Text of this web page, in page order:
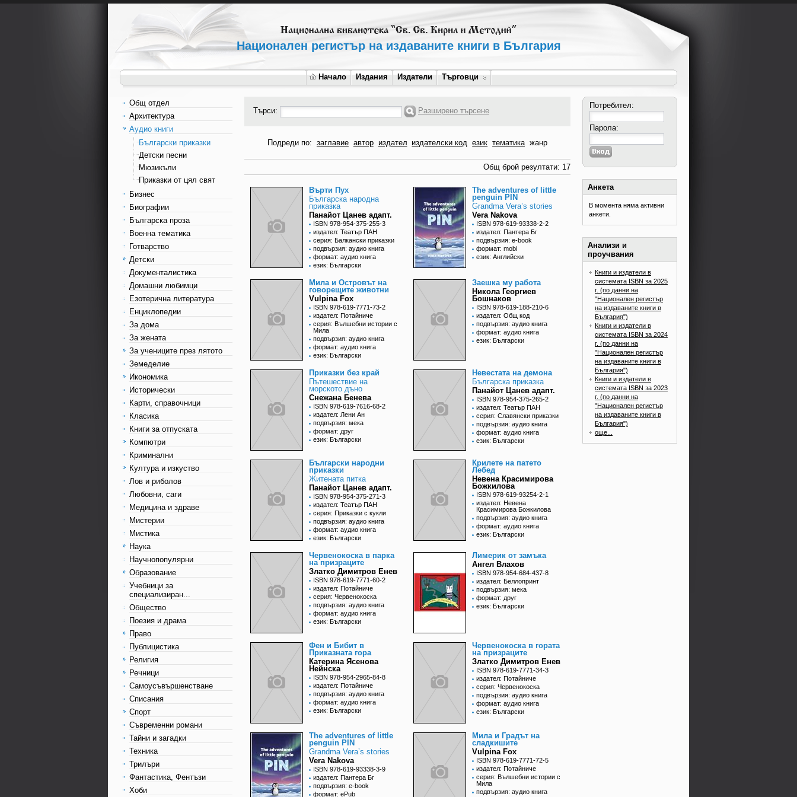
Национален регистър на издаваните книги в България
Начало Издания Издатели Търговци
Общ отдел
Архитектура
Аудио книги
Български приказки
Детски песни
Мюзикъли
Приказки от цял свят
Бизнес
Биографии
Българска проза
Военна тематика
Готварство
Детски
Документалистика
Домашни любимци
Езотерична литература
Енциклопедии
За дома
За жената
За учениците през лятото
Земеделие
Икономика
Исторически
Карти, справочници
Класика
Книги за отпуската
Компютри
Криминални
Култура и изкуство
Лов и риболов
Любовни, саги
Медицина и здраве
Мистерии
Мистика
Наука
Научнопопулярни
Образование
Учебници за
специализиран...
Общество
Поезия и драма
Право
Публицистика
Религия
Речници
Самоусъвършенстване
Списания
Спорт
Съвременни романи
Тайни и загадки
Техника
Трилъри
Фантастика, Фентъзи
Хоби
Търси: Разширено търсене
Подреди по: заглавие автор издател издателски код език тематика жанр
Общ брой резултати: 17
Върти Пух
Българска народна
приказка
Панайот Цанев адапт.
ISBN 978-954-375-255-3
издател: Театър ПАН
серия: Балкански приказки
подвързия: аудио книга
формат: аудио книга
език: Български
The adventures of little
penguin PIN
Grandma Vera’s stories
Vera Nakova
ISBN 978-619-93338-2-2
издател: Пантера Бг
подвързия: e-book
формат: mobi
език: Английски
Мила и Островът на
говорещите животни
Vulpina Fox
ISBN 978-619-7771-73-2
издател: Потайниче
серия: Вълшебни истории с
Мила
подвързия: аудио книга
формат: аудио книга
език: Български
Заешка му работа
Никола Георгиев
Бошнаков
ISBN 978-619-188-210-6
издател: Общ код
подвързия: аудио книга
формат: аудио книга
език: Български
Приказки без край
Пътешествие на
морското дъно
Снежана Бенева
ISBN 978-619-7616-68-2
издател: Лени Ан
подвързия: мека
формат: друг
език: Български
Невестата на демона
Българска приказка
Панайот Цанев адапт.
ISBN 978-954-375-265-2
издател: Театър ПАН
серия: Славянски приказки
подвързия: аудио книга
формат: аудио книга
език: Български
Български народни
приказки
Житената питка
Панайот Цанев адапт.
ISBN 978-954-375-271-3
издател: Театър ПАН
серия: Приказки с кукли
подвързия: аудио книга
формат: аудио книга
език: Български
Крилете на патето
Лебед
Невена Красимирова
Божкилова
ISBN 978-619-93254-2-1
издател: Невена
Красимирова Божкилова
подвързия: аудио книга
формат: аудио книга
език: Български
Червенокоска в парка
на призраците
Златко Димитров Енев
ISBN 978-619-7771-60-2
издател: Потайниче
серия: Червенокоска
подвързия: аудио книга
формат: аудио книга
език: Български
Лимерик от замъка
Ангел Влахов
ISBN 978-954-684-437-8
издател: Беллопринт
подвързия: мека
формат: друг
език: Български
Фен и Бибит в
Приказната гора
Катерина Ясенова
Нейнска
ISBN 978-954-2965-84-8
издател: Потайниче
подвързия: аудио книга
формат: аудио книга
език: Български
Червенокоска в гората
на призраците
Златко Димитров Енев
ISBN 978-619-7771-34-3
издател: Потайниче
серия: Червенокоска
подвързия: аудио книга
формат: аудио книга
език: Български
The adventures of little
penguin PIN
Grandma Vera’s stories
Vera Nakova
ISBN 978-619-93338-3-9
издател: Пантера Бг
подвързия: e-book
формат: ePub
Мила и Градът на
сладкишите
Vulpina Fox
ISBN 978-619-7771-72-5
издател: Потайниче
серия: Вълшебни истории с
Мила
подвързия: аудио книга
Потребител:
Парола:
Анкета
В момента няма активни
анкети.
Анализи и
проучвания
Книги и издатели в
системата ISBN за 2025
г. (по данни на
"Национален регистър
на издаваните книги в
България")
Книги и издатели в
системата ISBN за 2024
г. (по данни на
"Национален регистър
на издаваните книги в
България")
Книги и издатели в
системата ISBN за 2023
г. (по данни на
"Национален регистър
на издаваните книги в
България")
още...